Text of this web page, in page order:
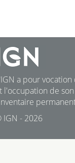
a pour
l'occupation de
IGN - 2026